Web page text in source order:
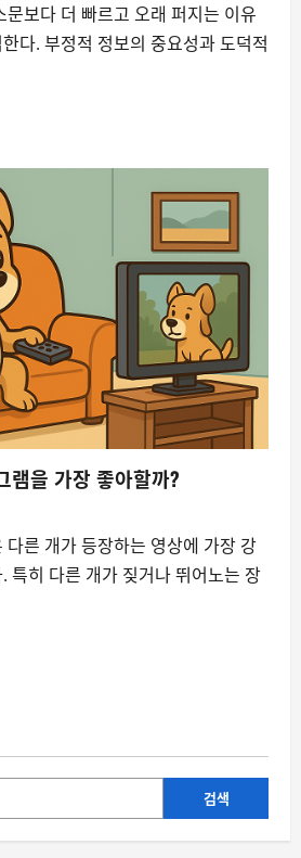
문보다 더 빠르고 오래 퍼지는 이유
다. 부정적 정보의 중요성과 도덕적
램을 가장 좋아할까?
다른 개가 등장하는 영상에 가장 강
특히 다른 개가 짖거나 뛰어노는 장
검색